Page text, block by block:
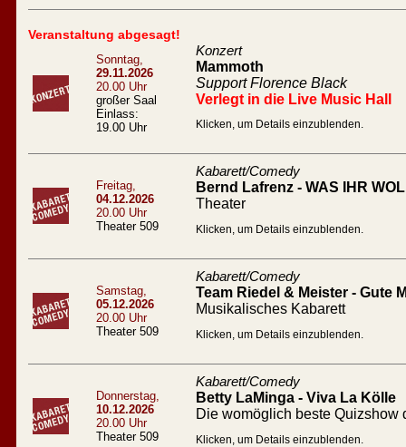
Veranstaltung abgesagt!
Sonntag,
29.11.2026
20.00 Uhr
großer Saal
Einlass:
19.00 Uhr
Konzert
Mammoth
Support Florence Black
Verlegt in die Live Music Hall
Klicken, um Details einzublenden.
Freitag,
04.12.2026
20.00 Uhr
Theater 509
Kabarett/Comedy
Bernd Lafrenz - WAS IHR
Theater
Klicken, um Details einzublenden.
Samstag,
05.12.2026
20.00 Uhr
Theater 509
Kabarett/Comedy
Team Riedel & Meister - Gute
Musikalisches Kabarett
Klicken, um Details einzublenden.
Donnerstag,
10.12.2026
20.00 Uhr
Theater 509
Kabarett/Comedy
Betty LaMinga - Viva La Kölle
Die womöglich beste Quizshow
Klicken, um Details einzublenden.